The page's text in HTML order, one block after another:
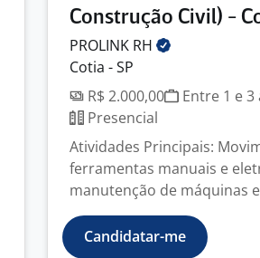
Construção Civil) -
PROLINK RH
Cotia - SP
R$ 2.000,00
Entre 1 e 3
Presencial
Atividades Principais:
ferramentas manuais e
manutenção de máquinas
Candidatar-me